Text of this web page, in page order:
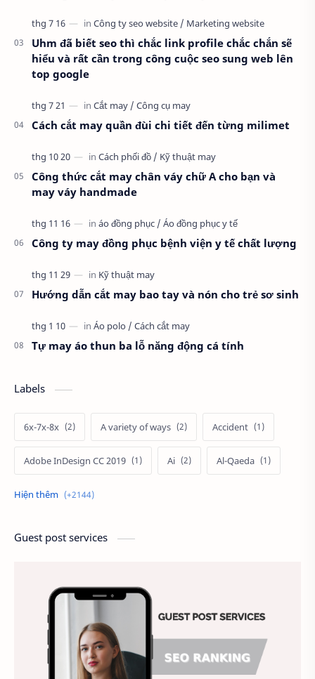
Uhm đã biết seo thì chắc link profile chắc chắn sẽ
hiểu và rất cần trong công cuộc seo sung web lên
top google
Cách cắt may quần đùi chi tiết đến từng milimet
Công thức cắt may chân váy chữ A cho bạn và
may váy handmade
Công ty may đồng phục bệnh viện y tế chất lượng
Hướng dẫn cắt may bao tay và nón cho trẻ sơ sinh
Tự may áo thun ba lỗ năng động cá tính
Labels
6x-7x-8x A variety of ways Accident
Adobe InDesign CC 2019 Ai Al-Qaeda
Alien Alternative
Ảnh nền chuẩn HD Ảnh nền đẹp
Ảnh nền sinh nhật
Animal Ankle boots Antarctic
Guest post services